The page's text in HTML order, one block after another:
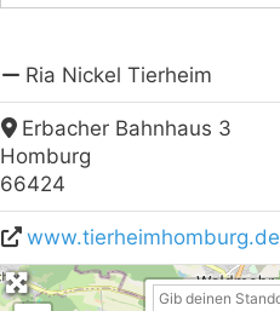
Ria Nickel Tierheim
Erbacher Bahnhaus 3
Homburg
66424
www.tierheimhomburg.de